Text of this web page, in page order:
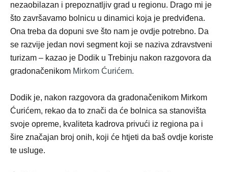
nezaobilazan i prepoznatljiv grad u regionu. Drago mi je
što završavamo bolnicu u dinamici koja je predviđena.
Ona treba da dopuni sve što nam je ovdje potrebno. Da
se razvije jedan novi segment koji se naziva zdravstveni
turizam – kazao je Dodik u Trebinju nakon razgovora da
gradonačenikom Mirkom Ćurićem.
Dodik je, nakon razgovora da gradonačenikom Mirkom
Ćurićem, rekao da to znači da će bolnica sa stanovišta
svoje opreme, kvaliteta kadrova privući iz regiona pa i
šire značajan broj onih, koji će htjeti da baš ovdje koriste
te usluge.